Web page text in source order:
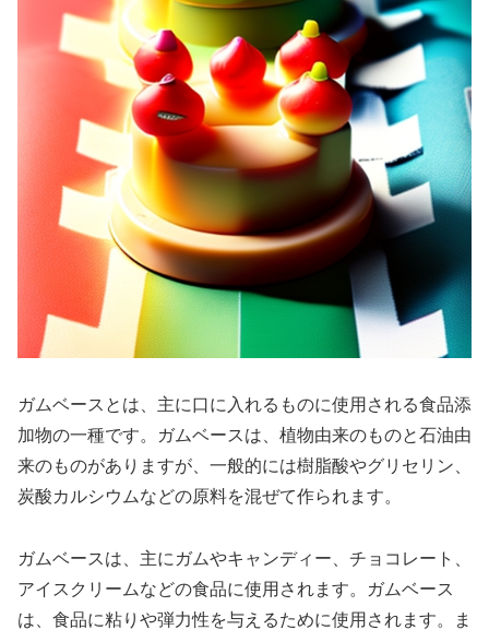
ガムベースとは、主に口に入れるものに使用される食品添
加物の一種です。ガムベースは、植物由来のものと石油由
来のものがありますが、一般的には樹脂酸やグリセリン、
炭酸カルシウムなどの原料を混ぜて作られます。
ガムベースは、主にガムやキャンディー、チョコレート、
アイスクリームなどの食品に使用されます。ガムベース
は、食品に粘りや弾力性を与えるために使用されます。ま